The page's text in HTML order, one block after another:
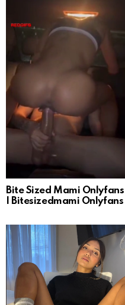
Bite Sized Mami Onlyfans
| Bitesizedmami Onlyfans